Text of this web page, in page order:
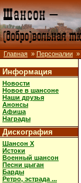
Главная » Персоналии »
Информация
Новости
Новое в шансоне
Наши друзья
Анонсы
Афиша
Награды
Дискография
Шансон X
Истоки
Военный шансон
Песни цыган
Барды
Ретро, эстрада ...